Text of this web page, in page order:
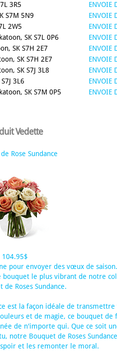
3R5
ENVOIE
S7M 5N9
ENVOIE
2W5
ENVOIE
SK S7L 0P6
ENVOIE
SK S7H 2E7
ENVOIE
SK S7H 2E7
ENVOIE
SK S7J 3L8
ENVOIE
3L6
ENVOIE
SK S7M 0P5 ENVOIE
Vedette
Rose Sundance
104.95$
pour envoyer des vœux de
bouquet le plus vibrant de notre
de Roses Sundance.
est la façon idéale de
et de magie, ce bouquet de
de n'importe qui. Que ce soit
notre Bouquet de Roses
et les remonter le moral.